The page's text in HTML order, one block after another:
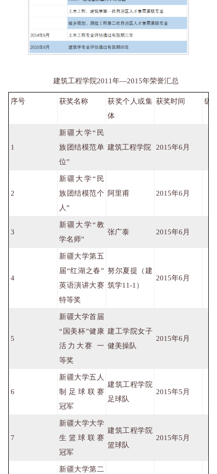
建筑工程学院2011年—2015年荣誉汇总
序号 获奖名称
获奖个人或集
体
获奖时间 级
1
新疆大学“民
族团结模范单
位”
建筑工程学院 2015年6月
2
新疆大学“民
族团结模范个
人”
阿里甫 2015年6月
3
新疆大学“教
学名师”
张广泰 2015年6月
4
新疆大学第五
届“红湖之春”
英语演讲大赛
特等奖
努尔夏提（建
筑学11-1）
2015年6月
5
新疆大学首届
“国美杯”健康
活力大赛 一
等奖
建工学院女子
健美操队
2015年6月
6
新疆大学五人
制足球联赛
冠军
建筑工程学院
足球队
2015年5月
7
新疆大学大学
生篮球联赛
冠军
建筑工程学院
篮球队
2015年5月
新疆大学第二